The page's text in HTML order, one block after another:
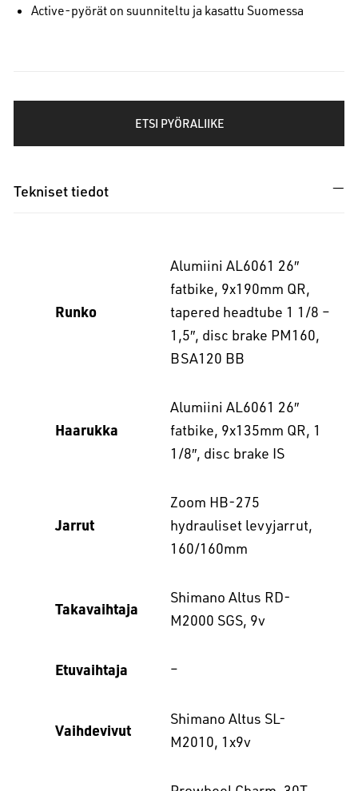
Active-pyörät on suunniteltu ja kasattu Suomessa
ETSI PYÖRALIIKE
Tekniset tiedot
Runko
Alumiini AL6061 26″
fatbike, 9x190mm QR,
tapered headtube 1 1/8 –
1,5″, disc brake PM160,
BSA120 BB
Haarukka
Alumiini AL6061 26″
fatbike, 9x135mm QR, 1
1/8″, disc brake IS
Jarrut
Zoom HB-275
hydrauliset levyjarrut,
160/160mm
Takavaihtaja
Shimano Altus RD-
M2000 SGS, 9v
Etuvaihtaja –
Vaihdevivut
Shimano Altus SL-
M2010, 1x9v